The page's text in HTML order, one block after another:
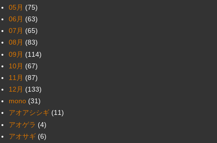
05月 (75)
06月 (63)
07月 (65)
08月 (83)
09月 (114)
10月 (67)
11月 (87)
12月 (133)
mono (31)
アオアシシギ (11)
アオゲラ (4)
アオサギ (6)